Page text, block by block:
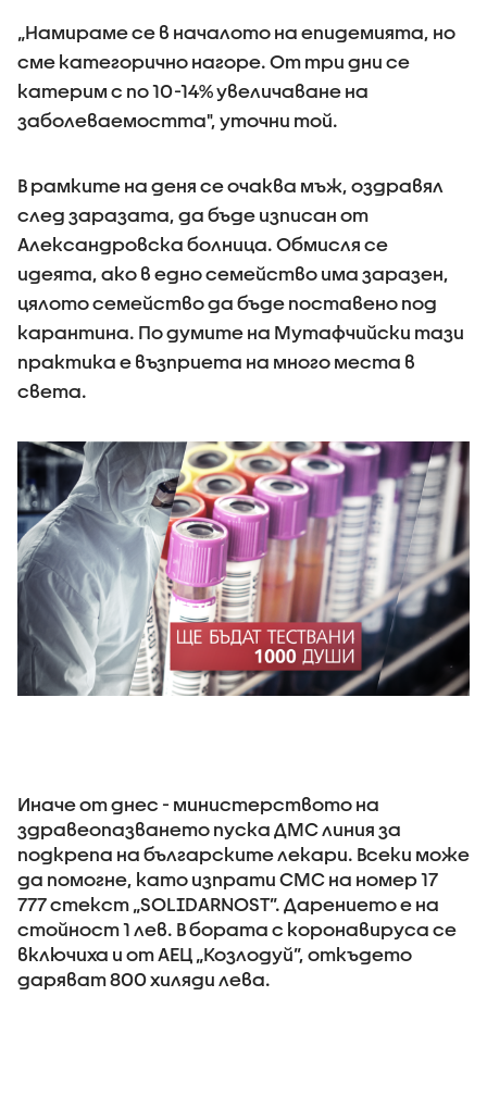
„Намираме се в началото на епидемията, но
сме категорично нагоре. От три дни се
катерим с по 10-14% увеличаване на
заболеваемостта", уточни той.
В рамките на деня се очаква мъж, оздравял
след заразата, да бъде изписан от
Александровска болница. Обмисля се
идеята, ако в едно семейство има заразен,
цялото семейство да бъде поставено под
карантина. По думите на Мутафчийски тази
практика е възприета на много места в
света.
Иначе от днес - министерството на
здравеопазването пуска ДМС линия за
подкрепа на българските лекари. Всеки може
да помогне, като изпрати СМС на номер 17
777 стекст „SOLIDARNOST”. Дарението е на
стойност 1 лев. В бората с коронавируса се
включиха и от АЕЦ „Козлодуй”, откъдето
даряват 800 хиляди лева.